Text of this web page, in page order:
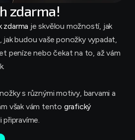
zdarma!
je skvělou možností, jak
budou vaše ponožky vypadat,
peníze nebo čekat na to, až vám
s různými motivy, barvami a
však vám tento grafický